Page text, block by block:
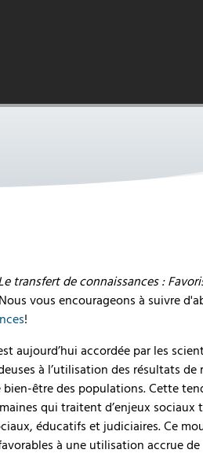
transfert de connaissances :
vous encourageons à suivre
!
aujourd’hui accordée par les
à l’utilisation des résultats de
être des populations. Cette
qui traitent d’enjeux sociaux
éducatifs et judiciaires. Ce
à une utilisation accrue